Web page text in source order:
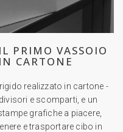
PRIMO VASSOIO
CARTONE
realizzato in cartone -
e scomparti, e un
grafiche a piacere,
e trasportare cibo in